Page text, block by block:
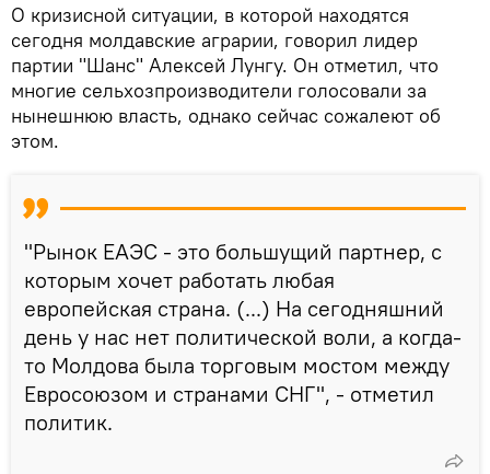
О кризисной ситуации, в которой находятся
сегодня молдавские аграрии, говорил лидер
партии "Шанс" Алексей Лунгу. Он отметил, что
многие сельхозпроизводители голосовали за
нынешнюю власть, однако сейчас сожалеют об
этом.
"Рынок ЕАЭС - это большущий партнер, с
которым хочет работать любая
европейская страна. (...) На сегодняшний
день у нас нет политической воли, а когда-
то Молдова была торговым мостом между
Евросоюзом и странами СНГ", - отметил
политик.